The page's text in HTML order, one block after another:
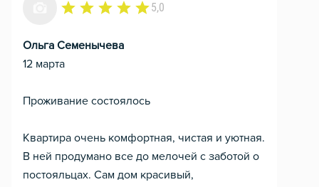
5,0
Ольга Семенычева
12 марта
Проживание состоялось
Квартира очень комфортная, чистая и уютная.
В ней продумано все до мелочей с заботой о
постояльцах. Сам дом красивый,